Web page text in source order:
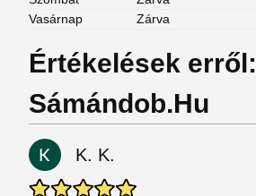
Vasárnap
Zárva
Értékelések erről:
Sámándob.Hu
K. K.